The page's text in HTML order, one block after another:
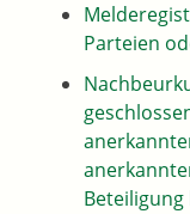
Parteien